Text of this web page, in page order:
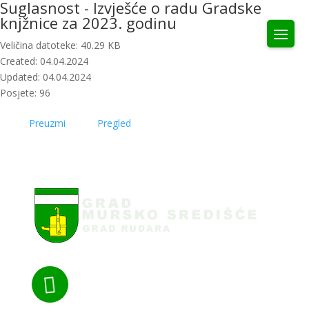
Suglasnost - Izvješće o radu Gradske
knjžnice za 2023. godinu
Veličina datoteke: 40.29 KB
Created: 04.04.2024
Updated: 04.04.2024
Posjete: 96
Preuzmi Pregled
